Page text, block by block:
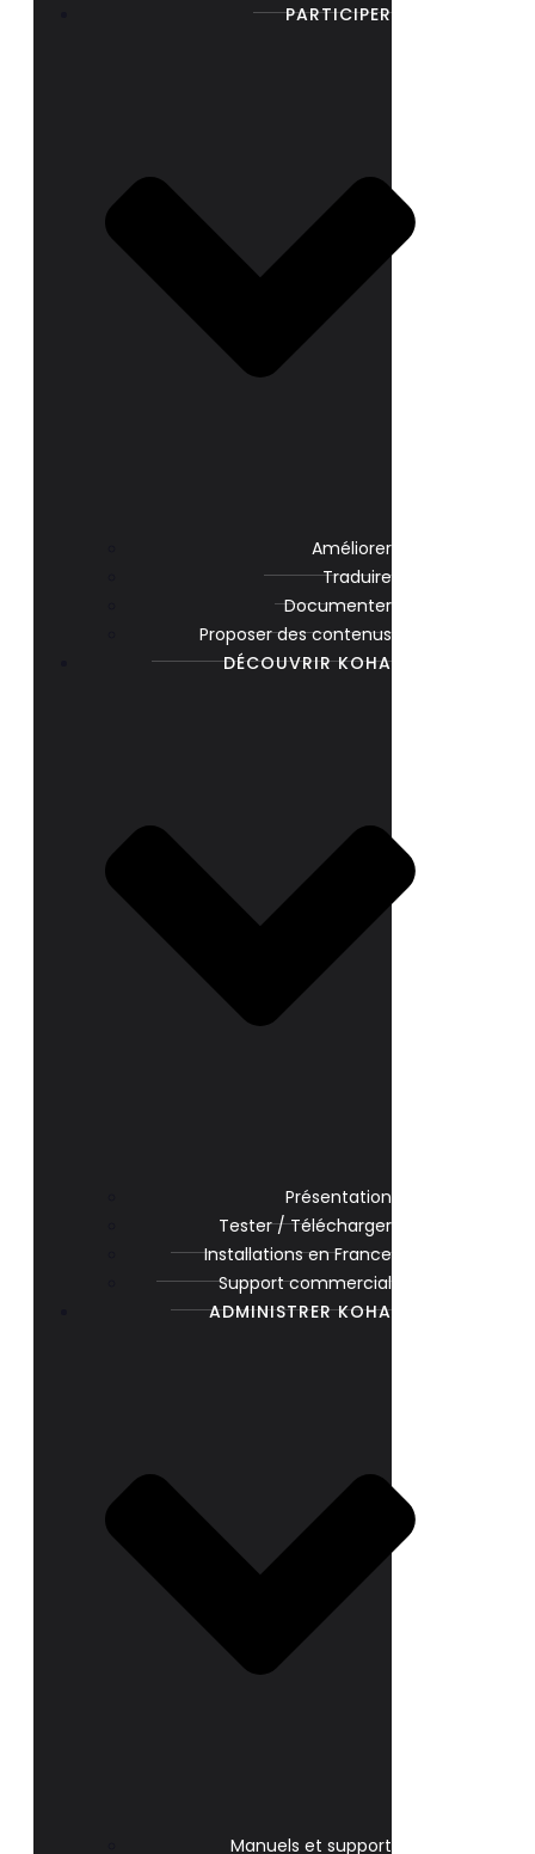
PARTICIPER
Améliorer
Traduire
Documenter
Proposer des contenus
DÉCOUVRIR KOHA
Présentation
Tester / Télécharger
Installations en France
Support commercial
ADMINISTRER KOHA
Manuels et support